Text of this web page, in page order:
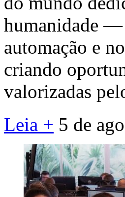
humanidade
automação e
criando
valorizadas
Leia + 5 de